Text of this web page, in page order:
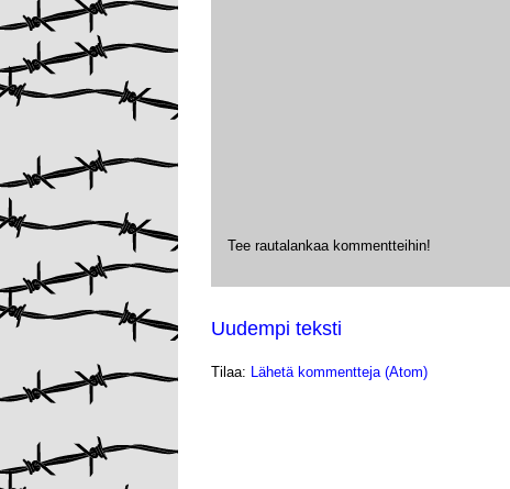
Tee rautalankaa kommentteihin!
Uudempi teksti
Tilaa: Lähetä kommentteja (Atom)